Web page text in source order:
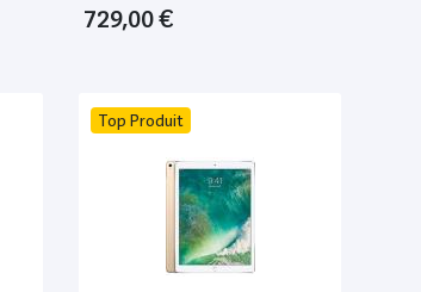
729,00 €
Top Produit